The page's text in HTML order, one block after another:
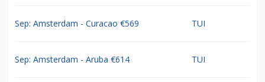
Sep: Amsterdam - Curacao €569 TUI
Sep: Amsterdam - Aruba €614 TUI